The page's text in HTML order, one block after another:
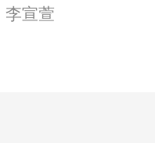
李宣萱